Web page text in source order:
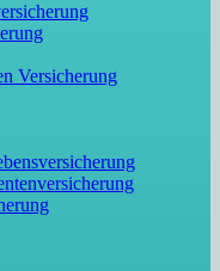
Versicherung